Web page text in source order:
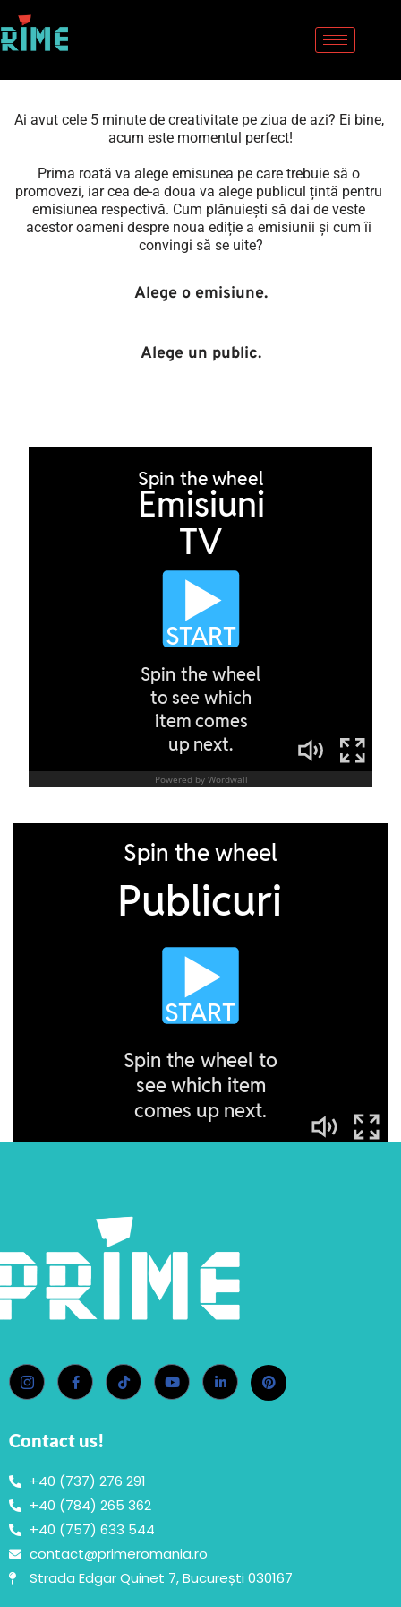
Sari
Ai avut cele 5 minute de creativitate pe ziua de azi? Ei bine,
acum este momentul perfect!
Prima roată va alege emisunea pe care trebuie să o
promovezi, iar cea de-a doua va alege publicul țintă pentru
emisiunea respectivă. Cum plănuiești să dai de veste
acestor oameni despre noua ediție a emisiunii și cum îi
convingi să se uite?
Alege o emisiune.
Alege un public.
Contact us!
+40 (737) 276 291
+40 (784) 265 362
+40 (757) 633 544
contact@primeromania.ro
Strada Edgar Quinet 7, București 030167